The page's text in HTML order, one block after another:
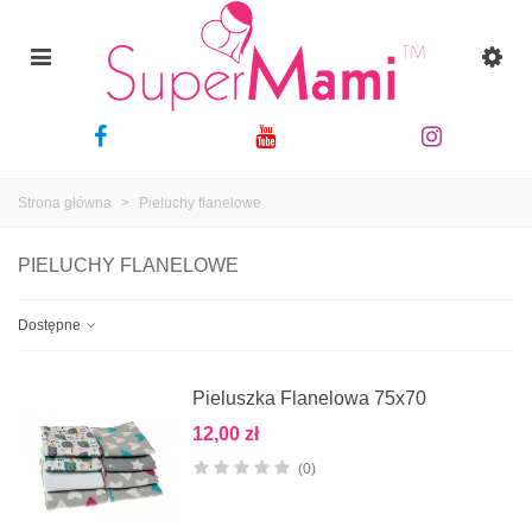
Strona główna > Pieluchy flanelowe
PIELUCHY FLANELOWE
Dostępne
Pieluszka Flanelowa 75x70
12,00 zł
(0)